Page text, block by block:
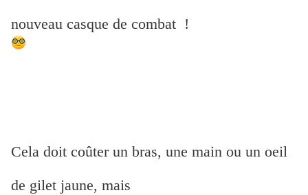
nouveau casque de combat !
Cela doit coûter un bras, une main ou un oeil
de gilet jaune, mais